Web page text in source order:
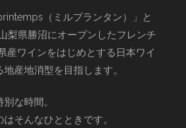
（ミルプランタン）」と
梨県勝沼にオープンしたフレンチ
産ワインをはじめとする日本ワイ
産地消型を目指します。
な時間。
そんなひとときです。